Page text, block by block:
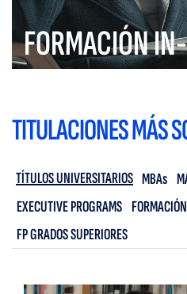
FORMACIÓN
TITULACIONES MÁS
TÍTULOS UNIVERSITARIOS MBAs
EXECUTIVE PROGRAMS
FP GRADOS SUPERIORES